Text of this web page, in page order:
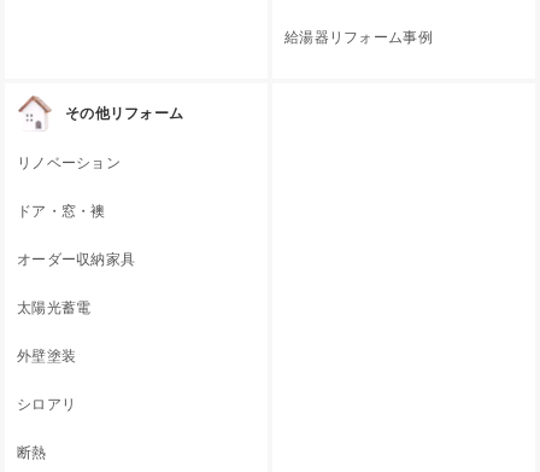
給湯器リフォーム事例
その他リフォーム
リノベーション
ドア・窓・襖
オーダー収納家具
太陽光蓄電
外壁塗装
シロアリ
断熱